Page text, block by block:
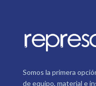
Somos la primera
de equipo, material e